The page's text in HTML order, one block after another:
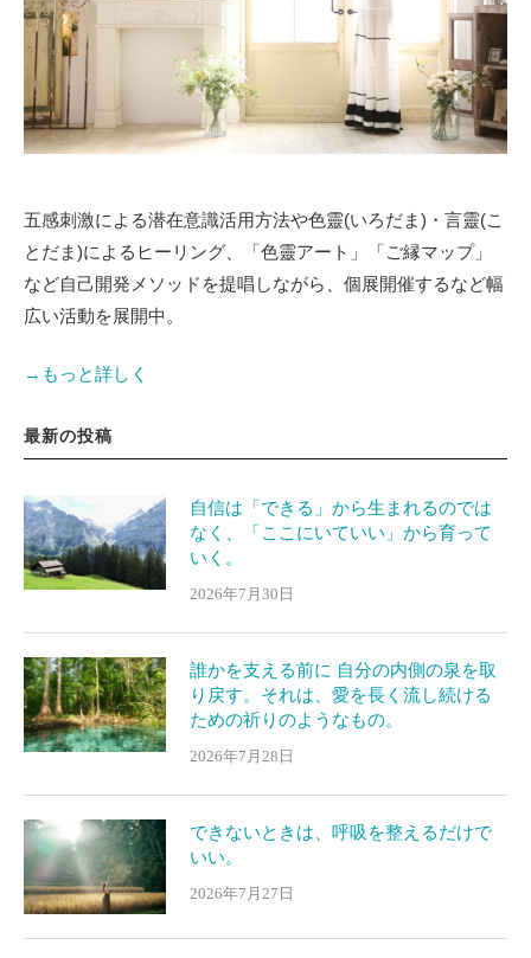
五感刺激による潜在意識活用方法や色靈(いろだま)・言靈(こ
とだま)によるヒーリング、「色靈アート」「ご縁マップ」
など自己開発メソッドを提唱しながら、個展開催するなど幅
広い活動を展開中。
→もっと詳しく
最新の投稿
自信は「できる」から生まれるのでは
なく、「ここにいていい」から育って
いく。
2026年7月30日
誰かを支える前に 自分の内側の泉を取
り戻す。それは、愛を長く流し続ける
ための祈りのようなもの。
2026年7月28日
できないときは、呼吸を整えるだけで
いい。
2026年7月27日